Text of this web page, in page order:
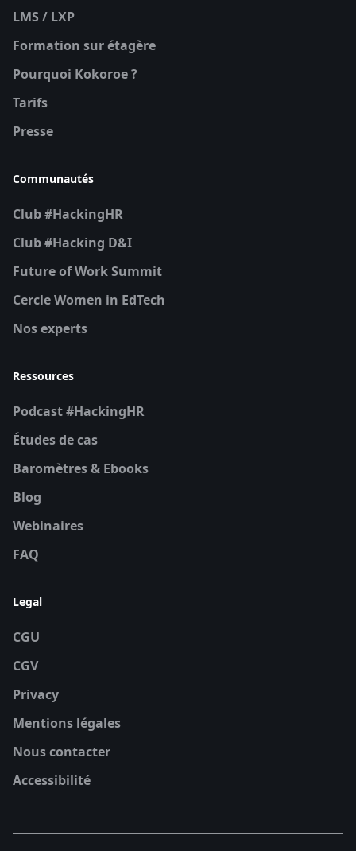
LMS / LXP
Formation sur étagère
Pourquoi Kokoroe ?
Tarifs
Presse
Communautés
Club #HackingHR
Club #Hacking D&I
Future of Work Summit
Cercle Women in EdTech
Nos experts
Ressources
Podcast #HackingHR
Études de cas
Baromètres & Ebooks
Blog
Webinaires
FAQ
Legal
CGU
CGV
Privacy
Mentions légales
Nous contacter
Accessibilité